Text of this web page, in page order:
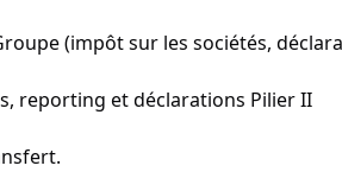
(impôt sur les sociétés,
reporting et déclarations Pilier II